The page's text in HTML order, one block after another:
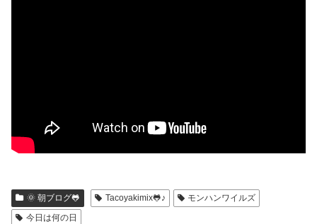
🌞 朝ブログ🐸 Tacoyakimix🐸♪
モンハンワイルズ
今日は何の日